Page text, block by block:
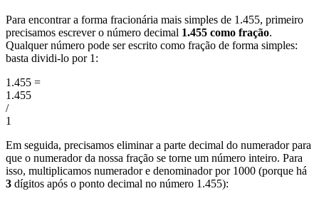
Para encontrar a forma fracionária mais simples de 1.455, primeiro
precisamos escrever o número decimal 1.455 como fração.
Qualquer número pode ser escrito como fração de forma simples:
basta dividi-lo por 1:
1.455 =
1.455
/
1
Em seguida, precisamos eliminar a parte decimal do numerador para
que o numerador da nossa fração se torne um número inteiro. Para
isso, multiplicamos numerador e denominador por 1000 (porque há
3 dígitos após o ponto decimal no número 1.455):